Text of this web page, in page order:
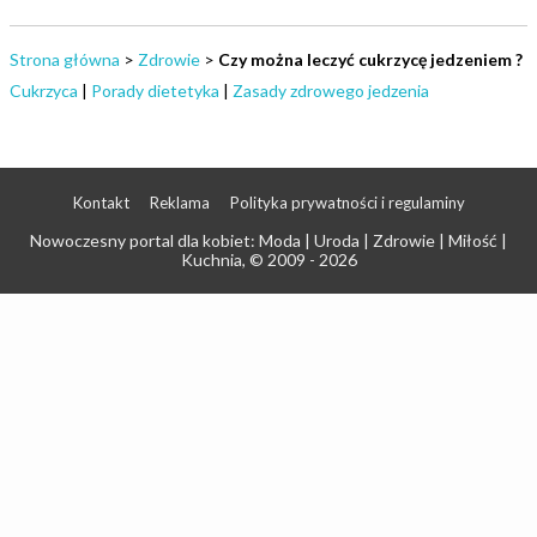
Strona główna > Zdrowie > Czy można leczyć cukrzycę jedzeniem ?
Cukrzyca | Porady dietetyka | Zasady zdrowego jedzenia
Kontakt Reklama Polityka prywatności i regulaminy
Nowoczesny portal dla kobiet: Moda | Uroda | Zdrowie | Miłość |
Kuchnia, © 2009 - 2026